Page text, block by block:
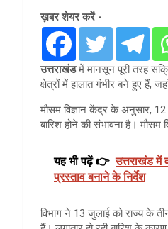
ख़बर शेयर करें -
उत्तराखंडमें मानसून पूरी तरह
क्षेत्रों में हालात गंभीर बने हुए
मौसम विज्ञान केंद्र के अनुसार,
बारिश होने की संभावना है। मौसम
यह भी पढ़ें 👉 उत्तराखंड में
प्रस्ताव बनाने के निर्देश
विभाग ने 13 जुलाई को राज्य के